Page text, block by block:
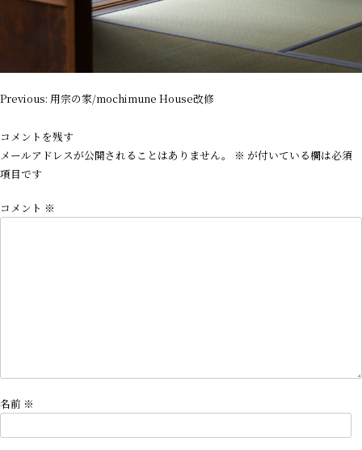
投
ナ
ビ
ゲ
シ
Previous: 用宗の家/mochimune House改修
コメントを残す
メールアドレスが公開されることはありません。
※ が付いている欄は必須
項目です
コメント ※
名前 ※